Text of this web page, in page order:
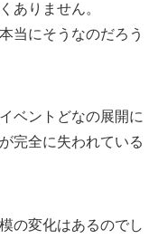
ありません。
当にそうなのだろう
ベントどなの展開に
完全に失われている
の変化はあるのでし